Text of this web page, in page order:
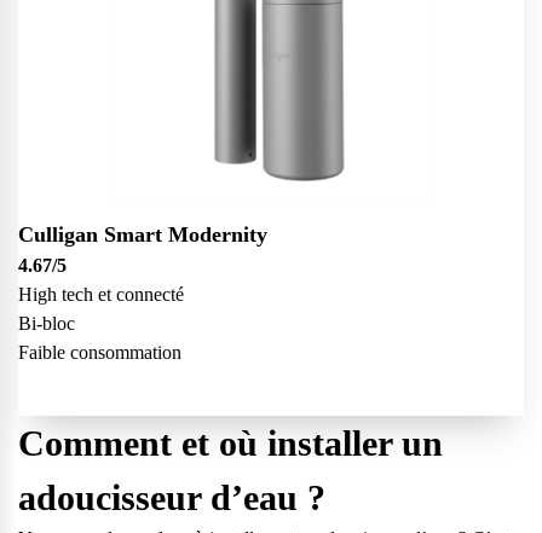
Culligan Smart Modernity
4.67/5
High tech et connecté
Bi-bloc
Faible consommation
Comment et où installer un
adoucisseur d’eau ?